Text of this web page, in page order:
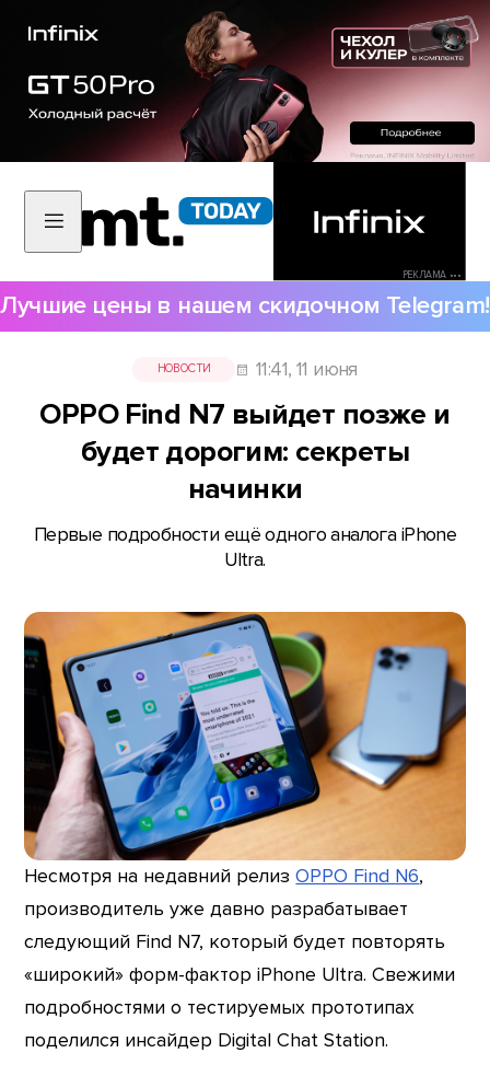
РЕКЛАМА •••
Лучшие цены в нашем скидочном Telegram!
НОВОСТИ 11:41, 11 июня
OPPO Find N7 выйдет позже и
будет дорогим: секреты
начинки
Первые подробности ещё одного аналога iPhone
Ultra.
Несмотря на недавний релизOPPO Find N6,
производитель уже давно разрабатывает
следующий Find N7, который будет повторять
«широкий» форм-фактор iPhone Ultra. Свежими
подробностями о тестируемых прототипах
поделился инсайдер Digital Chat Station.